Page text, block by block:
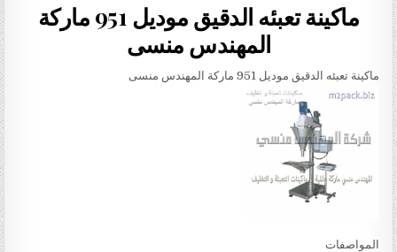
ماكينة تعبئه الدقيق موديل 951 ماركة
المهندس منسى
ماكينة تعبئه الدقيق موديل 951 ماركة المهندس منسى
المواصفات